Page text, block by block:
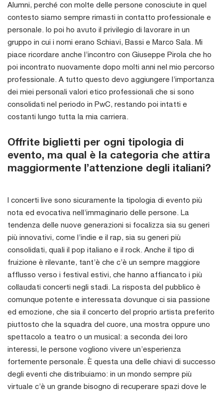
Alumni, perché con molte delle persone conosciute in quel
contesto siamo sempre rimasti in contatto professionale e
personale. Io poi ho avuto il privilegio di lavorare in un
gruppo in cui i nomi erano Schiavi, Bassi e Marco Sala. Mi
piace ricordare anche l’incontro con Giuseppe Pirola che ho
poi incontrato nuovamente dopo molti anni nel mio percorso
professionale. A tutto questo devo aggiungere l’importanza
dei miei personali valori etico professionali che si sono
consolidati nel periodo in PwC, restando poi intatti e
costanti lungo tutta la mia carriera.
Offrite biglietti per ogni tipologia di
evento, ma qual è la categoria che attira
maggiormente l’attenzione degli italiani?
I concerti live sono sicuramente la tipologia di evento più
nota ed evocativa nell’immaginario delle persone. La
tendenza delle nuove generazioni si focalizza sia su generi
più innovativi, come l’indie e il rap, sia su generi più
consolidati, quali il pop italiano e il rock. Anche il tipo di
fruizione è rilevante, tant’è che c’è un sempre maggiore
afflusso verso i festival estivi, che hanno affiancato i più
collaudati concerti negli stadi. La risposta del pubblico è
comunque potente e interessata dovunque ci sia passione
ed emozione, che sia il concerto del proprio artista preferito
piuttosto che la squadra del cuore, una mostra oppure uno
spettacolo a teatro o un musical: a seconda dei loro
interessi, le persone vogliono vivere un’esperienza
fortemente personale. È questa una delle chiavi di successo
degli eventi che distribuiamo: in un mondo sempre più
virtuale c’è un grande bisogno di recuperare spazi dove le